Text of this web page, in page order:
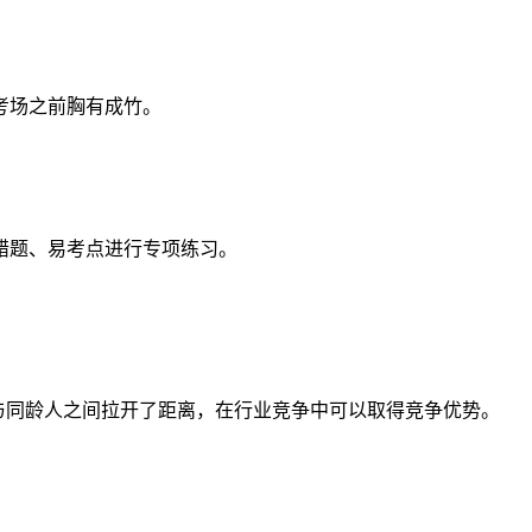
之前胸有成竹。
、易考点进行专项练习。
龄人之间拉开了距离，在行业竞争中可以取得竞争优势。